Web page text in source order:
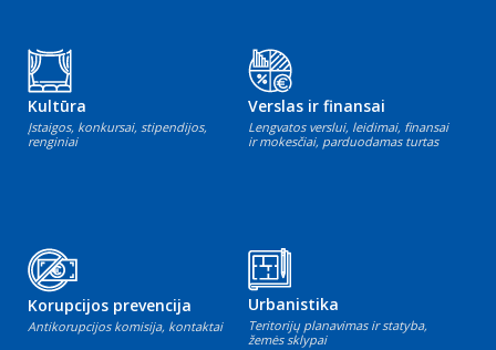
Kultūra
Įstaigos, konkursai, stipendijos,
renginiai
Verslas ir finansai
Lengvatos verslui, leidimai, finansai
ir mokesčiai, parduodamas turtas
Korupcijos prevencija
Antikorupcijos komisija, kontaktai
Urbanistika
Teritorijų planavimas ir statyba,
žemės sklypai